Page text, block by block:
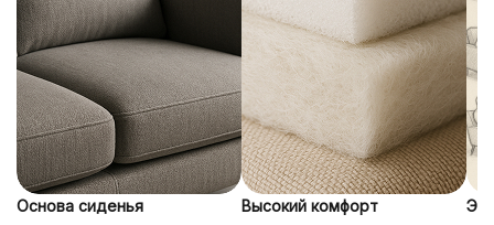
Основа сиденья Высокий комфорт